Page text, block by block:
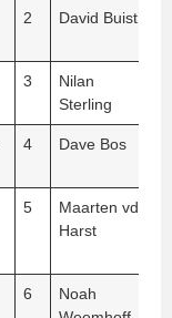
2 David Buist
3
Nilan
Sterling
4 Dave Bos
5
Maarten vd
Harst
6
Noah